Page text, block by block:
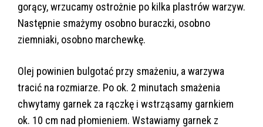
gorący, wrzucamy ostrożnie po kilka plastrów warzyw.
Następnie smażymy osobno buraczki, osobno
ziemniaki, osobno marchewkę.
Olej powinien bulgotać przy smażeniu, a warzywa
tracić na rozmiarze. Po ok. 2 minutach smażenia
chwytamy garnek za rączkę i wstrząsamy garnkiem
ok. 10 cm nad płomieniem. Wstawiamy garnek z